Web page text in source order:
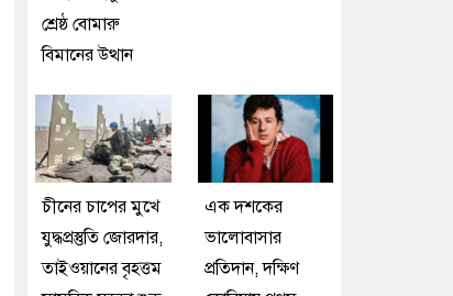
শ্রেষ্ঠ বোমারু
বিমানের উত্থান
চীনের চাপের মুখে
যুদ্ধপ্রস্তুতি জোরদার,
তাইওয়ানের বৃহত্তম
এক দশকের
ভালোবাসার
প্রতিদান, দক্ষিণ